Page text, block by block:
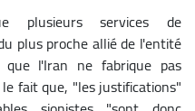
plusieurs services de
plus proche allié de l'entité
que l'Iran ne fabrique pas
fait que, "les justifications"